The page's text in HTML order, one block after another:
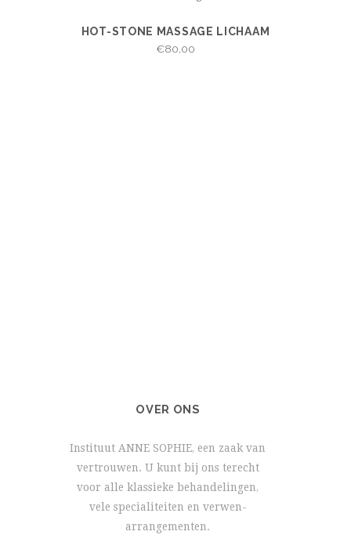
VIEW IN WINKELWAGEN
HOT-STONE MASSAGE LICHAAM
€80,00
OVER ONS
Instituut ANNE SOPHIE, een zaak van
vertrouwen. U kunt bij ons terecht
voor alle klassieke behandelingen,
vele specialiteiten en verwen-
arrangementen.